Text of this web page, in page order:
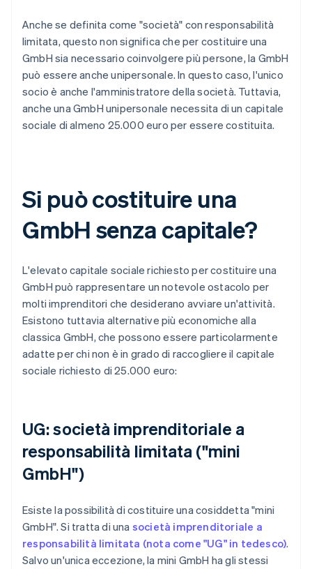
Anche se definita come "società" con responsabilità
limitata, questo non significa che per costituire una
GmbH sia necessario coinvolgere più persone, la GmbH
può essere anche unipersonale. In questo caso, l'unico
socio è anche l'amministratore della società. Tuttavia,
anche una GmbH unipersonale necessita di un capitale
sociale di almeno 25.000 euro per essere costituita.
Si può costituire una
GmbH senza capitale?
L'elevato capitale sociale richiesto per costituire una
GmbH può rappresentare un notevole ostacolo per
molti imprenditori che desiderano avviare un'attività.
Esistono tuttavia alternative più economiche alla
classica GmbH, che possono essere particolarmente
adatte per chi non è in grado di raccogliere il capitale
sociale richiesto di 25.000 euro:
UG: società imprenditoriale a
responsabilità limitata ("mini
GmbH")
Esiste la possibilità di costituire una cosiddetta "mini
GmbH". Si tratta di una società imprenditoriale a
responsabilità limitata (nota come "UG" in tedesco).
Salvo un'unica eccezione, la mini GmbH ha gli stessi